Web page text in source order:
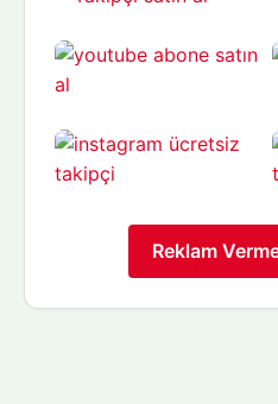
Reklam